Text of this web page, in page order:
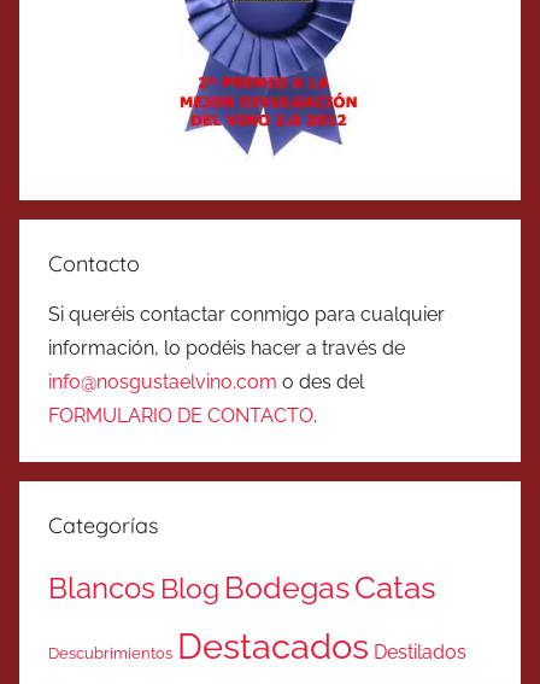
Contacto
Si queréis contactar conmigo para cualquier
información, lo podéis hacer a través de
info@nosgustaelvino.com o des del
FORMULARIO DE CONTACTO.
Categorías
Blancos Blog BodegasCatas
Descubrimientos Destacados Destilados